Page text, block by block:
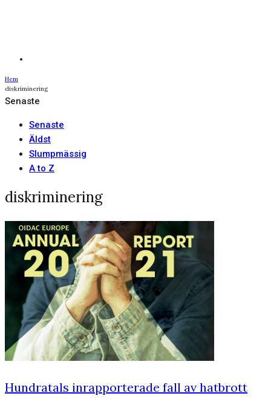
Hem
diskriminering
Senaste
Senaste
Äldst
Slumpmässig
A to Z
diskriminering
Hundratals inrapporterade fall av hatbrott